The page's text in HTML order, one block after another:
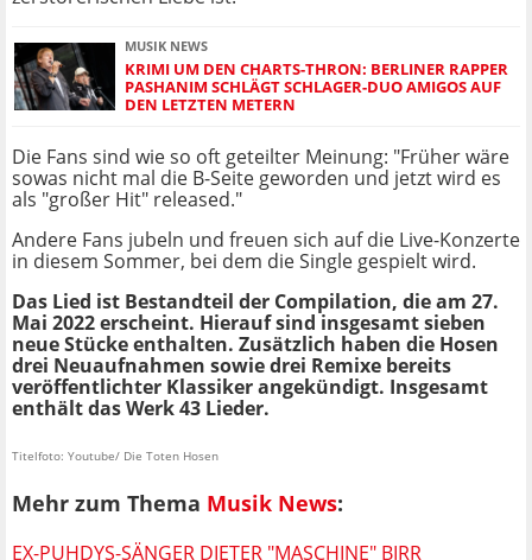
MUSIK NEWS
KRIMI UM DEN CHARTS-THRON: BERLINER RAPPER
PASHANIM SCHLÄGT SCHLAGER-DUO AMIGOS AUF
DEN LETZTEN METERN
Die Fans sind wie so oft geteilter Meinung: "Früher wäre
sowas nicht mal die B-Seite geworden und jetzt wird es
als "großer Hit" released."
Andere Fans jubeln und freuen sich auf die Live-Konzerte
in diesem Sommer, bei dem die Single gespielt wird.
Das Lied ist Bestandteil der Compilation, die am 27.
Mai 2022 erscheint. Hierauf sind insgesamt sieben
neue Stücke enthalten. Zusätzlich haben die Hosen
drei Neuaufnahmen sowie drei Remixe bereits
veröffentlichter Klassiker angekündigt. Insgesamt
enthält das Werk 43 Lieder.
Titelfoto: Youtube/ Die Toten Hosen
Mehr zum Thema Musik News:
EX-PUHDYS-SÄNGER DIETER "MASCHINE" BIRR